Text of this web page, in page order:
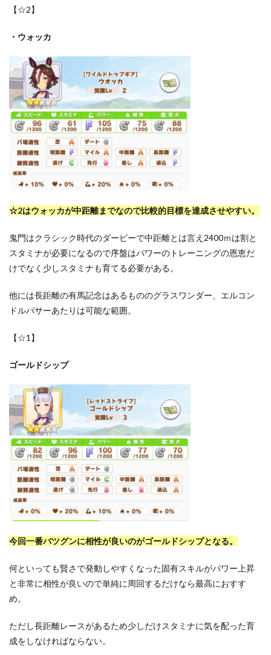
【☆2】
・ウォッカ
☆2はウォッカが中距離までなので比較的目標を達成させやすい。
鬼門はクラシック時代のダービーで中距離とは言え2400ｍは割と
スタミナが必要になるので序盤はパワーのトレーニングの恩恵だ
けでなく少しスタミナも育てる必要がある。
他には長距離の有馬記念はあるもののグラスワンダー、エルコン
ドルパサーあたりは可能な範囲。
【☆1】
ゴールドシップ
今回一番バツグンに相性が良いのがゴールドシップとなる。
何といっても賢さで発動しやすくなった固有スキルがパワー上昇
と非常に相性が良いので単純に周回するだけなら最高におすす
め。
ただし長距離レースがあるため少しだけスタミナに気を配った育
成をしなければならない。